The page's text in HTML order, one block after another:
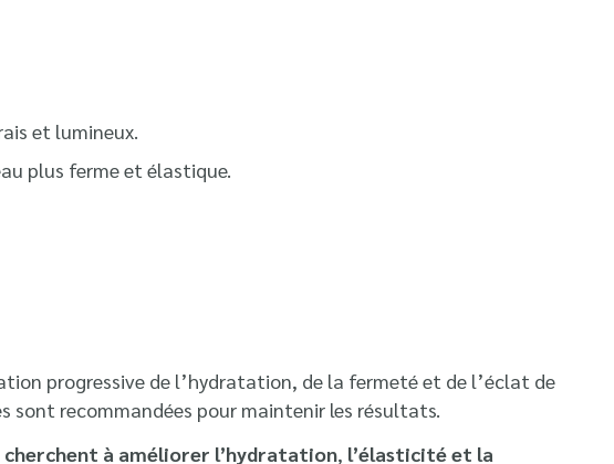
et lumineux.
plus ferme et élastique.
progressive de l’hydratation, de la fermeté et de l’éclat de
sont recommandées pour maintenir les résultats.
à améliorer l’hydratation, l’élasticité et la